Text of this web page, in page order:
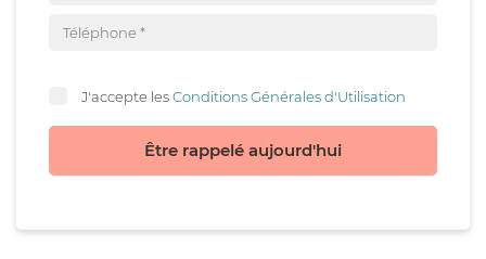
J'accepte lesConditions Générales d'Utilisation
Être rappelé aujourd'hui